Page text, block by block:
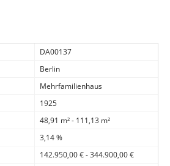
DA00137
Berlin
Mehrfamilienhaus
1925
48,91 m² - 111,13 m²
3,14 %
142.950,00 € - 344.900,00 €